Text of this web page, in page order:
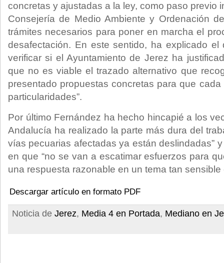
concretas y ajustadas a la ley, como paso previo
Consejería de Medio Ambiente y Ordenación
trámites necesarios para poner en marcha el
desafectación. En este sentido, ha explicado el
verificar si el Ayuntamiento de Jerez ha
que no es viable el trazado alternativo que
presentado propuestas concretas para que
particularidades”.
Por último Fernández ha hecho hincapié a los
Andalucía ha realizado la parte más dura del
vías pecuarias afectadas ya están deslindadas”
en que “no se van a escatimar esfuerzos para
una respuesta razonable en un tema tan sensible
Descargar artículo en formato PDF
Noticia de Jerez, Media 4 en Portada, Mediano en